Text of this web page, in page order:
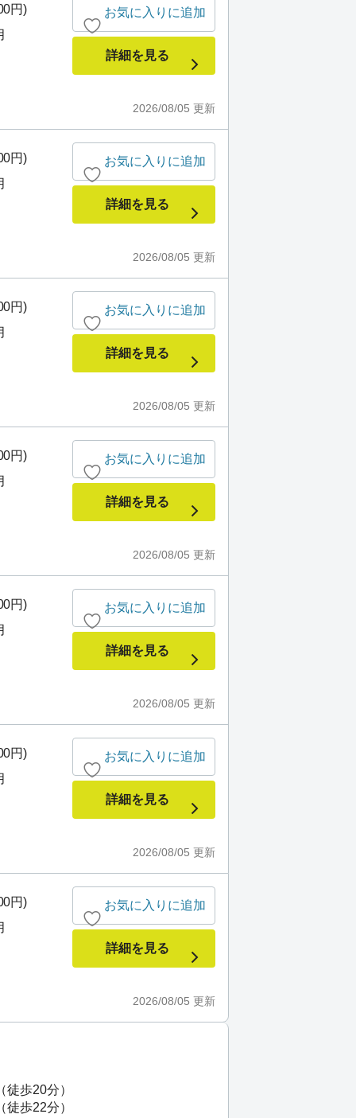
円)
2026/08/05 更新
お気に入りに追加
詳細を見る
円)
2026/08/05 更新
お気に入りに追加
詳細を見る
円)
2026/08/05 更新
お気に入りに追加
詳細を見る
円)
2026/08/05 更新
お気に入りに追加
詳細を見る
円)
2026/08/05 更新
お気に入りに追加
詳細を見る
円)
2026/08/05 更新
お気に入りに追加
詳細を見る
円)
2026/08/05 更新
お気に入りに追加
詳細を見る
歩20分）
歩22分）